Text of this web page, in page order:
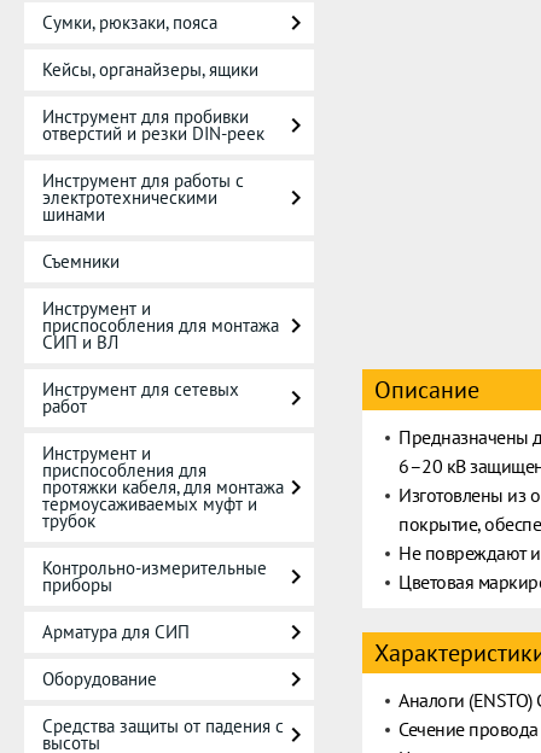
Сумки, рюкзаки, пояса
Кейсы, органайзеры, ящики
Инструмент для пробивки
отверстий и резки DIN-реек
Инструмент для работы с
электротехническими
шинами
Съемники
Инструмент и
приспособления для монтажа
СИП и ВЛ
Инструмент для сетевых
работ
Инструмент и
приспособления для
протяжки кабеля, для монтажа
термоусаживаемых муфт и
трубок
Контрольно-измерительные
приборы
Арматура для СИП
Оборудование
Средства защиты от падения с
высоты
Описание
Предназначены
6–20 кВ
Изготовлены из
покрытие,
Не повреждают
Цветовая
Аналоги (ENSTO)
Сечение